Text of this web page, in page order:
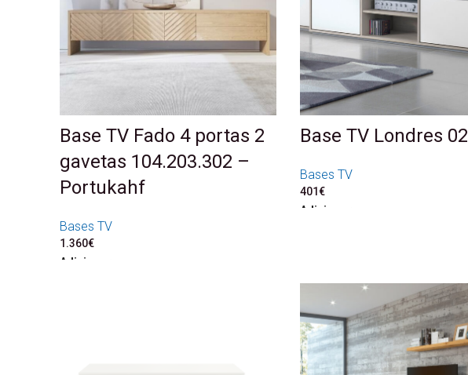
Base TV Fado 4 portas 2
gavetas 104.203.302 –
Portukahf
Bases TV
1.360€
Adicionar
Base TV Londres 02
Bases TV
401€
Adicionar